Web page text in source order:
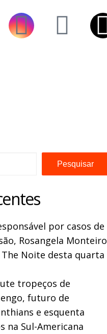
Pesquisar
por casos de
Rosangela Monteiro
Noite desta quarta
tropeços de
futuro de
e esquenta
na Sul-Americana